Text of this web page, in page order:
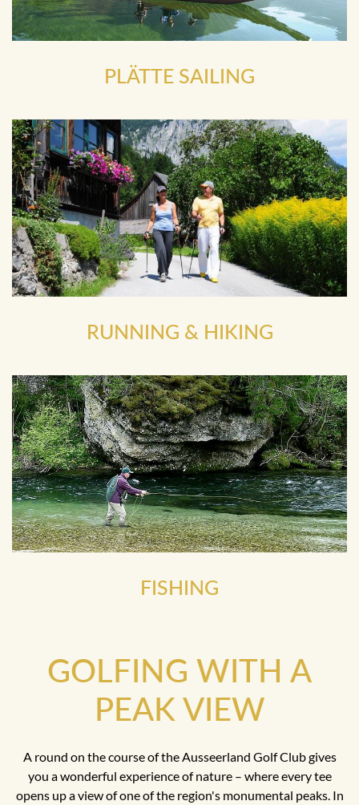
PLÄTTE SAILING
RUNNING & HIKING
FISHING
GOLFING WITH A
PEAK VIEW
A round on the course of the Ausseerland Golf Club gives
you a wonderful experience of nature – where every tee
opens up a view of one of the region's monumental peaks. In